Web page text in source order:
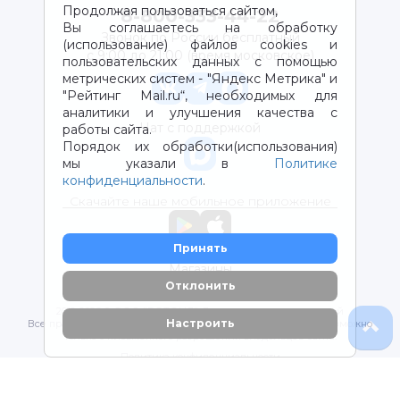
Продолжая пользоваться сайтом,
Вы соглашаетесь на обработку
(использование) файлов cookies и
пользовательских данных с помощью
метрических систем - "Яндекс Метрика" и
"Рейтинг Mail.ru“, необходимых для
аналитики и улучшения качества с
работы сайта.
Порядок их обработки(использования)
мы указали в
Политике
конфиденциальности.
Принять
Отклонить
Настроить
8-800-333-44-22
Звонок по России бесплатный
с 9:00 до 21:00 (время московское)
Чат с поддержкой
Магазины
2012-2026 © ООО "ВОТОНЯ". Детские товары с доставкой
Все права защищены. Любое использование материалов возможно
только с письменного разрешения владельцев сайта.
Политика конфиденциальности